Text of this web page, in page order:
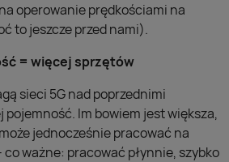
operowanie prędkościami na
to jeszcze przed nami).
= więcej sprzętów
sieci 5G nad poprzednimi
pojemność. Im bowiem jest większa,
jednocześnie pracować na
ważne: pracować płynnie, szybko